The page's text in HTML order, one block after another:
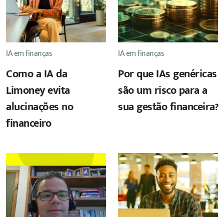
IA em finanças
Como a IA da
Limoney evita
alucinações no
financeiro
IA em finanças
Por que IAs genéricas
são um risco para a
sua gestão financeira?